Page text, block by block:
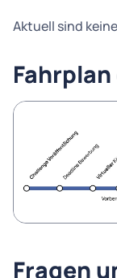
Aktuell sind
Fragen